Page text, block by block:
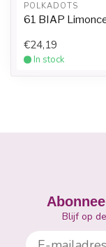
POLKADOTS
61 BIAP
€24,19
In stock
Blijf op
E-mailadres